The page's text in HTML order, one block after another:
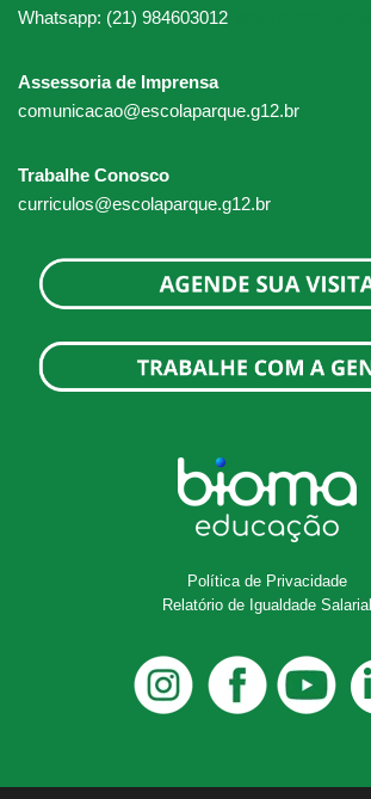
Whatsapp: (21) 984603012
Assessoria de Imprensa
comunicacao@escolaparque.g12.br
Trabalhe Conosco
curriculos@escolaparque.g12.br
Política de Privacidade
Relatório de Igualdade Salarial